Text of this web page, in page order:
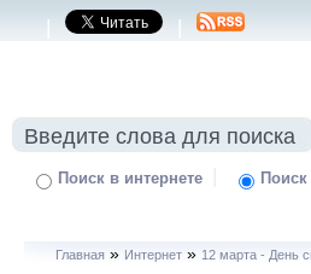
| |
Поиск в интернете |
Главная » Интернет » 12 марта - День